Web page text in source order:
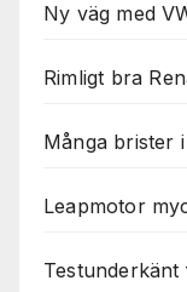
Ny väg med
Rimligt bra
Många brister
Leapmotor